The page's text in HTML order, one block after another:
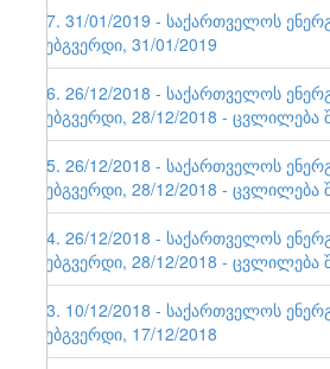
97. 31/01/2019 - საქართველოს
ვებგვერდი, 31/01/2019
96. 26/12/2018 - საქართველოს
ვებგვერდი, 28/12/2018 -
95. 26/12/2018 - საქართველოს
ვებგვერდი, 28/12/2018 -
94. 26/12/2018 - საქართველოს
ვებგვერდი, 28/12/2018 -
93. 10/12/2018 - საქართველოს
ვებგვერდი, 17/12/2018